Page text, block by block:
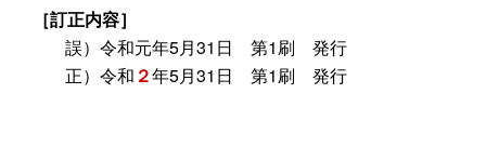
［訂正内容］
誤）令和元年5月31日 第1刷 発行
正）令和 ２年5月31日 第1刷 発行